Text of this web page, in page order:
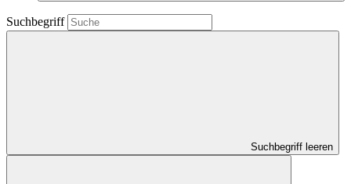
Suchbegriff
Suchbegriff leeren